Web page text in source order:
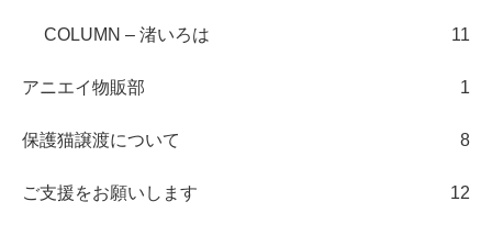
COLUMN – 渚いろは 11
アニエイ物販部 1
保護猫譲渡について 8
ご支援をお願いします 12